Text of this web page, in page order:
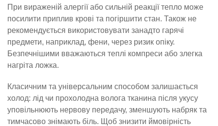
При вираженій алергії або сильній реакції тепло може
посилити приплив крові та погіршити стан. Також не
рекомендується використовувати занадто гарячі
предмети, наприклад, фени, через ризик опіку.
Безпечнішими вважаються теплі компреси або злегка
нагріта ложка.
Класичним та універсальним способом залишається
холод: лід чи прохолодна волога тканина після укусу
уповільнюють нервову передачу, зменшують набряк та
тимчасово знімають біль. Щоб знизити ймовірність